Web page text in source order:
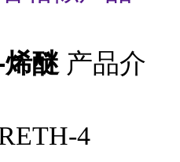
醚 产品介
4